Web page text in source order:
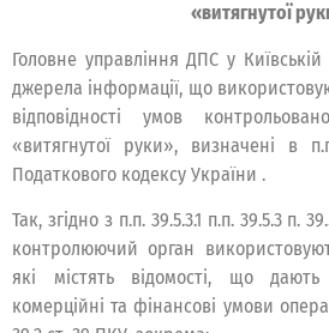
«витягнутої
Головне управління ДПС у
джерела інформації, що
відповідності умов
«витягнутої руки», визначені в
Податкового кодексу України .
Так, згідно з п.п. 39.5.3.1 п.п. 39.5.3 п.
контролюючий орган
які містять відомості, що дають
комерційні та фінансові умови